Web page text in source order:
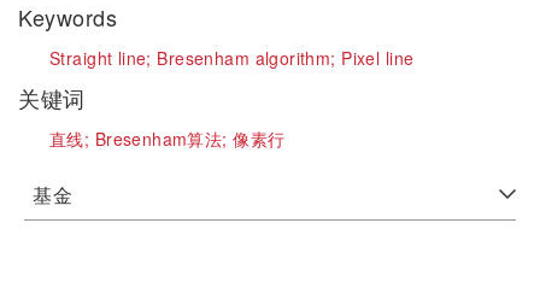
Keywords
Straight line; Bresenham algorithm; Pixel line
关键词
直线; Bresenham算法;像素行
基金